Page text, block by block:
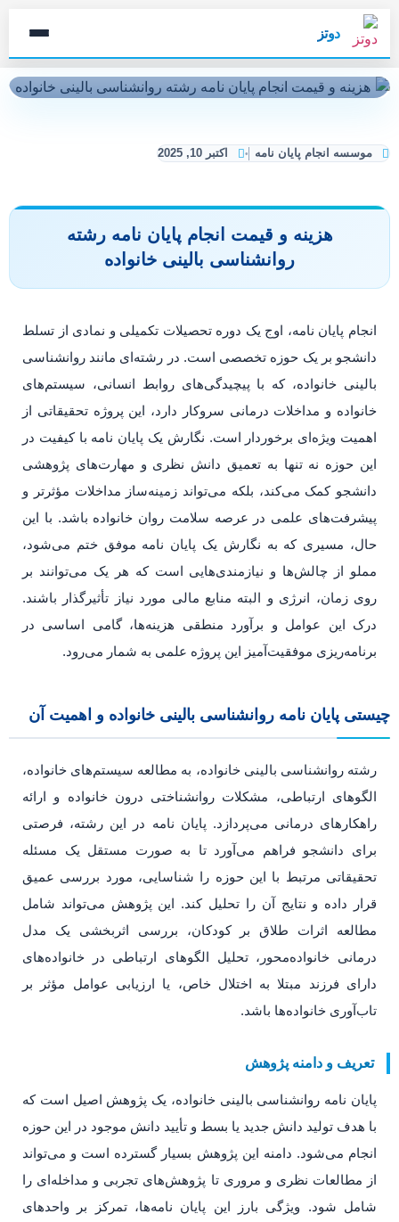
دوتز
موسسه انجام پایان نامه اکتبر 10, 2025
هزینه و قیمت انجام پایان نامه رشته
روانشناسی بالینی خانواده
انجام پایان نامه، اوج یک دوره تحصیلات تکمیلی و نمادی از تسلط
دانشجو بر یک حوزه تخصصی است. در رشته‌ای مانند روانشناسی
بالینی خانواده، که با پیچیدگی‌های روابط انسانی، سیستم‌های
خانواده و مداخلات درمانی سروکار دارد، این پروژه تحقیقاتی از
اهمیت ویژه‌ای برخوردار است. نگارش یک پایان نامه با کیفیت در
این حوزه نه تنها به تعمیق دانش نظری و مهارت‌های پژوهشی
دانشجو کمک می‌کند، بلکه می‌تواند زمینه‌ساز مداخلات مؤثرتر و
پیشرفت‌های علمی در عرصه سلامت روان خانواده باشد. با این
حال، مسیری که به نگارش یک پایان نامه موفق ختم می‌شود،
مملو از چالش‌ها و نیازمندی‌هایی است که هر یک می‌توانند بر
روی زمان، انرژی و البته منابع مالی مورد نیاز تأثیرگذار باشند.
درک این عوامل و برآورد منطقی هزینه‌ها، گامی اساسی در
برنامه‌ریزی موفقیت‌آمیز این پروژه علمی به شمار می‌رود.
چیستی پایان نامه روانشناسی بالینی خانواده و اهمیت آن
رشته روانشناسی بالینی خانواده، به مطالعه سیستم‌های خانواده،
الگوهای ارتباطی، مشکلات روانشناختی درون خانواده و ارائه
راهکارهای درمانی می‌پردازد. پایان نامه در این رشته، فرصتی
برای دانشجو فراهم می‌آورد تا به صورت مستقل یک مسئله
تحقیقاتی مرتبط با این حوزه را شناسایی، مورد بررسی عمیق
قرار داده و نتایج آن را تحلیل کند. این پژوهش می‌تواند شامل
مطالعه اثرات طلاق بر کودکان، بررسی اثربخشی یک مدل
درمانی خانواده‌محور، تحلیل الگوهای ارتباطی در خانواده‌های
دارای فرزند مبتلا به اختلال خاص، یا ارزیابی عوامل مؤثر بر
تاب‌آوری خانواده‌ها باشد.
تعریف و دامنه پژوهش
پایان نامه روانشناسی بالینی خانواده، یک پژوهش اصیل است که
با هدف تولید دانش جدید یا بسط و تأیید دانش موجود در این حوزه
انجام می‌شود. دامنه این پژوهش بسیار گسترده است و می‌تواند
از مطالعات نظری و مروری تا پژوهش‌های تجربی و مداخله‌ای را
شامل شود. ویژگی بارز این پایان نامه‌ها، تمرکز بر واحدهای